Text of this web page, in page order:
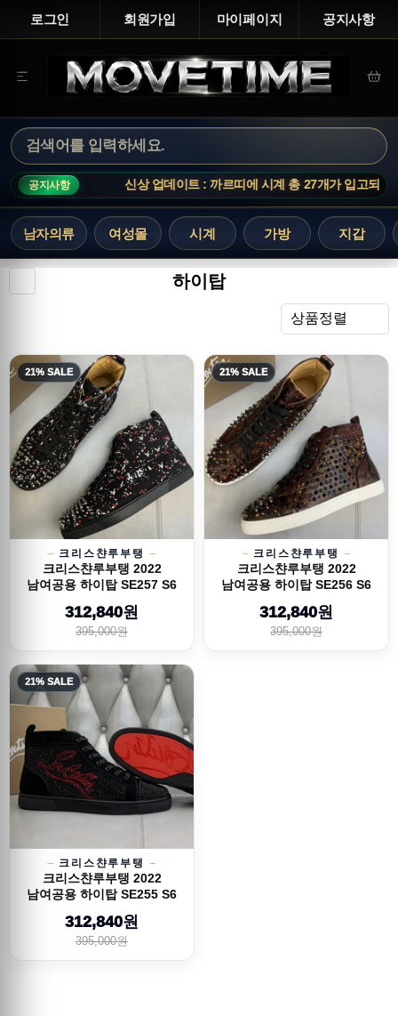
로그인 회원가입 마이페이지 공지사항
공지사항 신상 업데이트 : 까르띠에 시계 총 27개가 입고되었습
남자의류 여성몰 시계 가방 지갑
하이탑
상품정렬
21% SALE
크리스챤루부탱
크리스챤루부탱 2022
남여공용 하이탑 SE257 S6
312,840원
395,000원
21% SALE
크리스챤루부탱
크리스챤루부탱 2022
남여공용 하이탑 SE256 S6
312,840원
395,000원
21% SALE
크리스챤루부탱
크리스챤루부탱 2022
남여공용 하이탑 SE255 S6
312,840원
395,000원